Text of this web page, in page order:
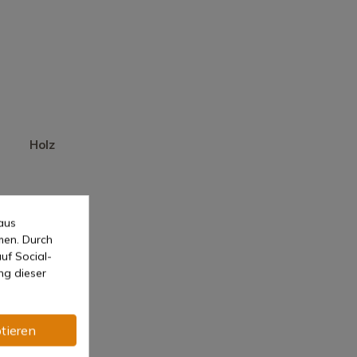
Holz
Durch
Social-
dieser